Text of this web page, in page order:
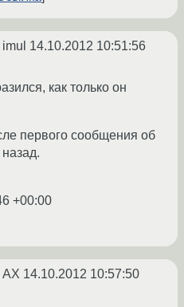
14.10.2012 10:51:56
как только он
первого сообщения об
+00:00
AX 14.10.2012 10:57:50